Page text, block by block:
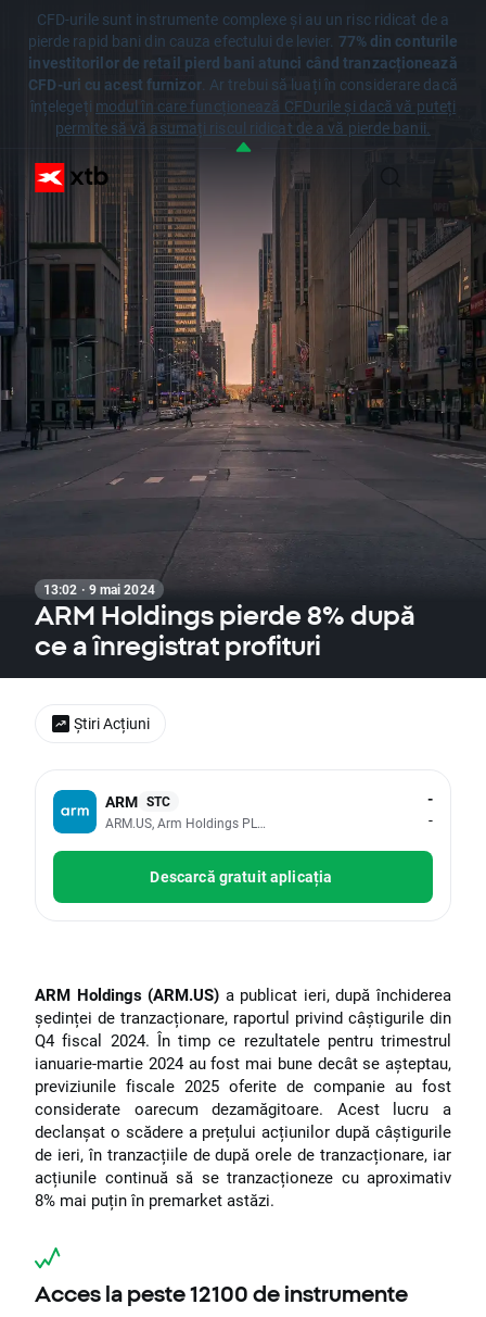
CFD-urile sunt instrumente complexe și au un risc ridicat de a
pierde rapid bani din cauza efectului de levier. 77% din conturile
investitorilor de retail pierd bani atunci când tranzacționează
CFD-uri cu acest furnizor. Ar trebui să luați în considerare dacă
înțelegeți modul în care funcționează CFDurile și dacă vă puteți
permite să vă asumați riscul ridicat de a vă pierde banii.
13:02 · 9 mai 2024
ARM Holdings pierde 8% după
ce a înregistrat profituri
ARM STC
ARM.US, Arm Holdings PLC - ADR
-
-
Descarcă gratuit aplicația
ARM Holdings (ARM.US) a publicat ieri, după închiderea
ședinței de tranzacționare, raportul privind câștigurile din
Q4 fiscal 2024. În timp ce rezultatele pentru trimestrul
ianuarie-martie 2024 au fost mai bune decât se așteptau,
previziunile fiscale 2025 oferite de companie au fost
considerate oarecum dezamăgitoare. Acest lucru a
declanșat o scădere a prețului acțiunilor după câștigurile
de ieri, în tranzacțiile de după orele de tranzacționare, iar
acțiunile continuă să se tranzacționeze cu aproximativ
8% mai puțin în premarket astăzi.
Acces la peste 12100 de instrumente
Știri Acțiuni